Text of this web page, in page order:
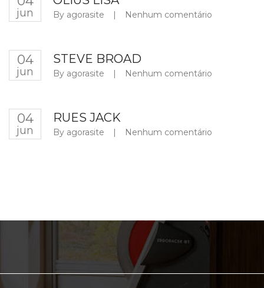
jun By agorasite | Nenhum comentário
04
jun
STEVE BROAD
By agorasite | Nenhum comentário
04
jun
RUES JACK
By agorasite | Nenhum comentário